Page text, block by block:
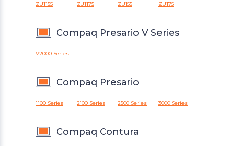
ZU1155 ZU1175 ZU155 ZU175
Compaq Presario V Series
V2000 Series
Compaq Presario
1100 Series 2100 Series 2500 Series 3000 Series
Compaq Contura